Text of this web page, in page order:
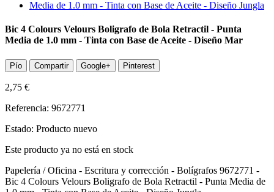
Bic 4 Colours Velours Boligrafo de Bola Retractil - Punta
Media de 1.0 mm - Tinta con Base de Aceite - Diseño Mar
Pío Compartir Google+ Pinterest
2,75 €
Referencia: 9672771
Estado: Producto nuevo
Este producto ya no está en stock
Papelería / Oficina - Escritura y corrección - Bolígrafos 9672771 -
Bic 4 Colours Velours Boligrafo de Bola Retractil - Punta Media de